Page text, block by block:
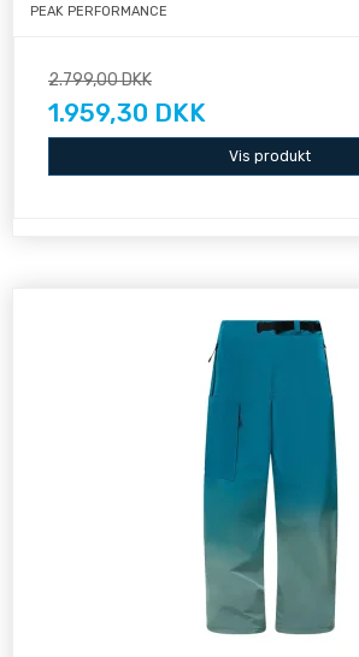
PEAK PERFORMANCE
2.799,00 DKK
1.959,30 DKK
Vis produkt